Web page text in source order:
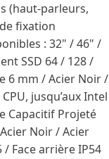
(haut-parleurs,
fixation
: 32" / 46" /
SSD 64 / 128 /
6 mm / Acier Noir /
jusqu’aux Intel
Capacitif Projeté
Noir / Acier
/ Face arrière IP54